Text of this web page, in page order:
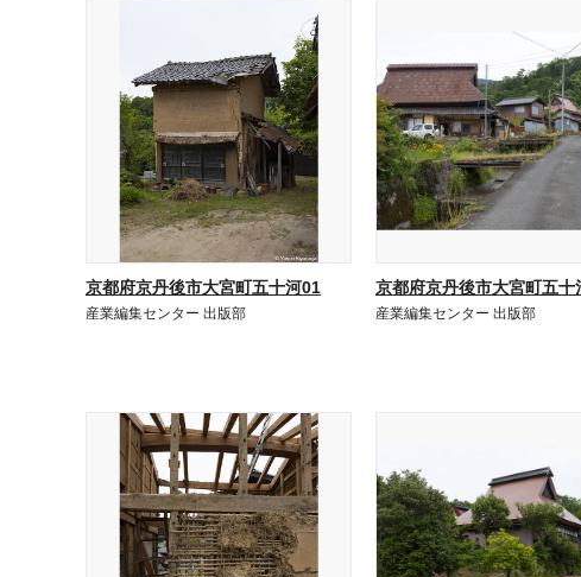
京都府京丹後市大宮町五十河01
産業編集センター 出版部
京都府京丹後市大宮町五十
産業編集センター 出版部